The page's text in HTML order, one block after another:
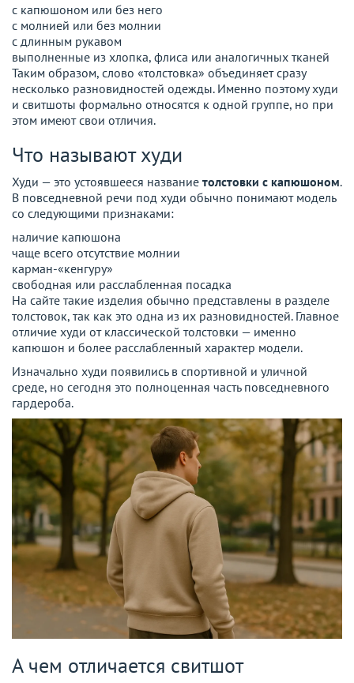
с капюшоном или без него
с молнией или без молнии
с длинным рукавом
выполненные из хлопка, флиса или аналогичных тканей
Таким образом, слово «толстовка» объединяет сразу
несколько разновидностей одежды. Именно поэтому худи
и свитшоты формально относятся к одной группе, но при
этом имеют свои отличия.
Что называют худи
Худи — это устоявшееся название толстовки с капюшоном.
В повседневной речи под худи обычно понимают модель
со следующими признаками:
наличие капюшона
чаще всего отсутствие молнии
карман-«кенгуру»
свободная или расслабленная посадка
На сайте такие изделия обычно представлены в разделе
толстовок, так как это одна из их разновидностей. Главное
отличие худи от классической толстовки — именно
капюшон и более расслабленный характер модели.
Изначально худи появились в спортивной и уличной
среде, но сегодня это полноценная часть повседневного
гардероба.
А чем отличается свитшот